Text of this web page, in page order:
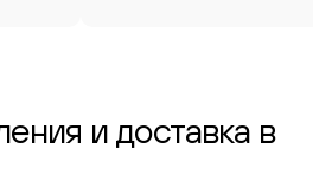
и доставка в